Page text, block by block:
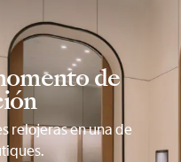
de
relojeras en una de